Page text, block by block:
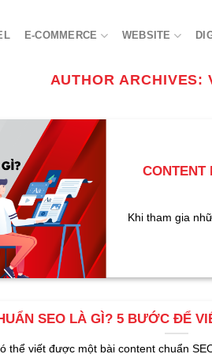
E-COMMERCE WEBSITE
AUTHOR ARCHIVES:
CONTENT
Khi tham gia
SEO LÀ GÌ? 5 BƯỚC ĐỂ
thể viết được một bài content chuẩn